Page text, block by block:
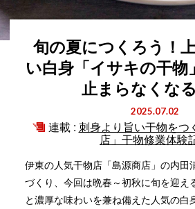
旬の夏につくろう！
い白身「イサキの干物
止まらなくな
2025.07.02
連載 : 刺身より旨い干物をつ
店」干物修業体験
伊東の人気干物店「島源商店」の内田
づくり、今回は晩春～初秋に旬を迎え
と濃厚な味わいを兼ね備えた人気の白